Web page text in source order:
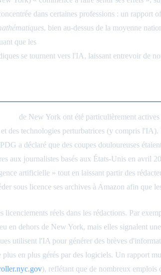
dans certaines professions : un
, bien au-dessus de la moyenne
que les
se tournent vers l'IA, laissant entrevoir de
de New York ont été particulièrement
des technologies perturbatrices (y compris l'IA).
a déclaré que des coupes douloureuses
aux journalistes basés aux États-Unis en avril
artificielle » tout en laissant partir des
sous licence ses archives à Amazon afin que
licenciements réels dans les rédactions. Par
en dehors de New York, mais elles signalent
utilisent l'IA pour générer des brèves
plus en plus gérés par des logiciels. Un rapport
), reflétant que de nombreux